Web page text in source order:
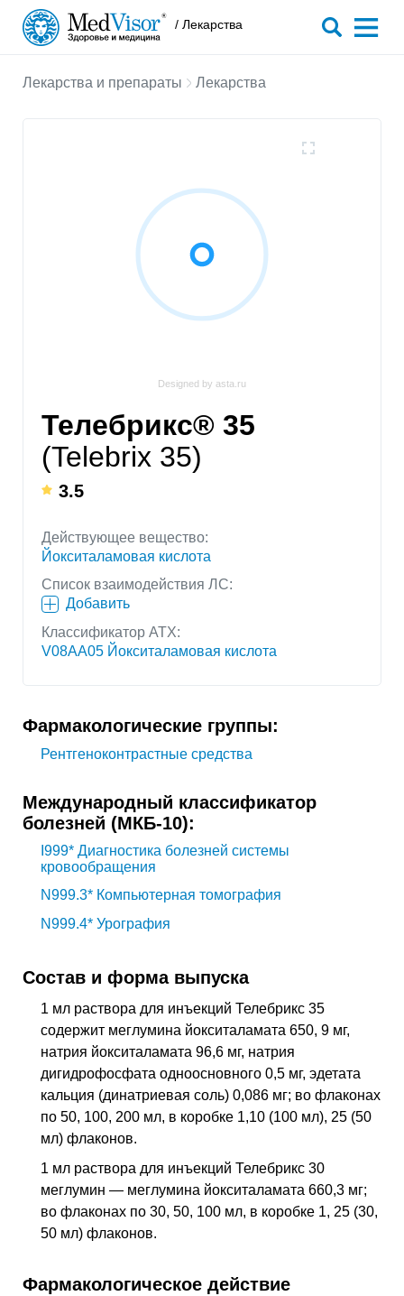
/ Лекарства
Лекарства и препараты Лекарства
Designed by asta.ru
Телебрикс® 35
(Telebrix 35)
3.5
Действующее вещество:
Йокситаламовая кислота
Список взаимодействия ЛС:
Добавить
Классификатор АТХ:
V08AA05 Йокситаламовая кислота
Фармакологические группы:
Рентгеноконтрастные средства
Международный классификатор
болезней (МКБ-10):
I999* Диагностика болезней системы
кровообращения
N999.3* Компьютерная томография
N999.4* Урография
Состав и форма выпуска
1 мл раствора для инъекций Телебрикс 35
содержит меглумина йокситаламата 650, 9 мг,
натрия йокситаламата 96,6 мг, натрия
дигидрофосфата одноосновного 0,5 мг, эдетата
кальция (динатриевая соль) 0,086 мг; во флаконах
по 50, 100, 200 мл, в коробке 1,10 (100 мл), 25 (50
мл) флаконов.
1 мл раствора для инъекций Телебрикс 30
меглумин — меглумина йокситаламата 660,3 мг;
во флаконах по 30, 50, 100 мл, в коробке 1, 25 (30,
50 мл) флаконов.
Фармакологическое действие